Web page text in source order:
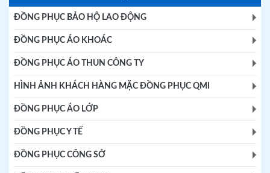
ĐỒNG PHỤC BẢO HỘ LAO ĐỘNG
ĐỒNG PHỤC ÁO KHOÁC
ĐỒNG PHỤC ÁO THUN CÔNG TY
HÌNH ẢNH KHÁCH HÀNG MẶC ĐỒNG PHỤC QMI
ĐỒNG PHỤC ÁO LỚP
ĐỒNG PHỤC Y TẾ
ĐỒNG PHỤC CÔNG SỞ